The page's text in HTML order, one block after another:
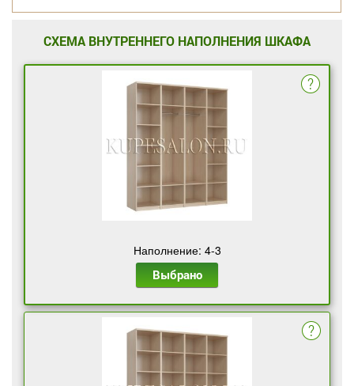
СХЕМА ВНУТРЕННЕГО НАПОЛНЕНИЯ ШКАФА
Наполнение: 4-3
Выбрано